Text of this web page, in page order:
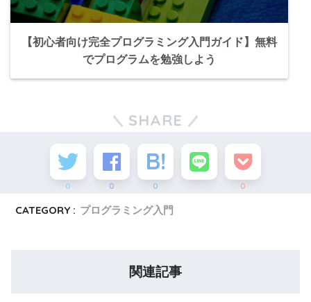
【初心者向け完全プログラミング入門ガイド】無料
でプログラムを勉強しよう
SHARE
0 0 0 0
CATEGORY : プログラミング入門
関連記事